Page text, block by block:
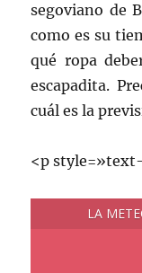
segoviano de
como es su
qué ropa
escapadita.
cuál es la
<p
LA